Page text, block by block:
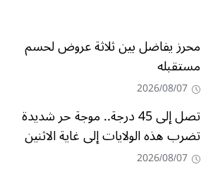
محرز يفاضل بين ثلاثة عروض لحسم
مستقبله
2026/08/07
تصل إلى 45 درجة.. موجة حر شديدة
تضرب هذه الولايات إلى غاية الاثنين
2026/08/07